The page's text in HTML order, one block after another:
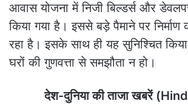
आवास योजना में निजी बिल्डर्स और
किया गया है। इससे बड़े पैमाने पर निर्माण
रहा है। इसके साथ ही यह सुनिश्चित
घरों की गुणवत्ता से समझौता न हो।
देश-दुनिया की ताजा खबरें